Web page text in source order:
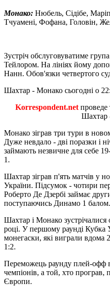
Монако: Нюбель, Сідібе,
Тчуамені, Фофана, Головін,
Зустріч обслуговуватиме
Тейлором. На лініях йому
Нанн. Обов'язки четвертого
Шахтар - Монако сьогодні о
Korrespondent.net проведе
Шахтар
Монако зіграв три тури в
Дуже невдало - дві поразки і
займають незвичне для себе
1.
Шахтар зіграв п'ять матчів у
України. Підсумок - чотири
Роберто Де Дзербі займає
поступаючись Динамо 1 балом.
Шахтар і Монако
році. У першому раунді
монегаски, які виграли вдома
1:2.
Переможець раунду плей-офф
чемпіонів, а той, хто програв,
Європи.